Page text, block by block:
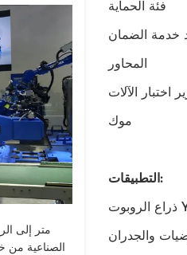
الصناعية من
فئة الحماية
خدمة الضمان
المحاور
اختبار الآلات
موك
التطبيقات:
ذراع الروبوت Yaskawa عبارة عن روبوت آلي لآلة اللحام وذراع روبوت صناعي تم تصنيعه بواسطة Yaskawa ، إحدى العلامات
، ويمكن تركيبه على الأرضيات والجدران